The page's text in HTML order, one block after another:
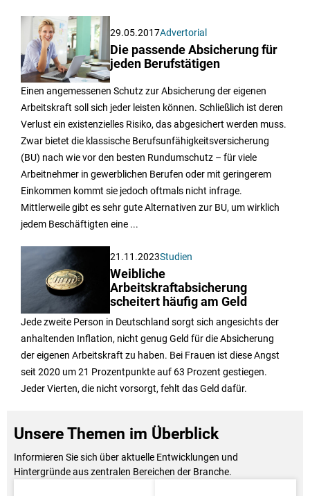
29.05.2017Advertorial
Die passende Absicherung für
jeden Berufstätigen
Einen angemessenen Schutz zur Absicherung der eigenen
Arbeitskraft soll sich jeder leisten können. Schließlich ist deren
Verlust ein existenzielles Risiko, das abgesichert werden muss.
Zwar bietet die klassische Berufsunfähigkeitsversicherung
(BU) nach wie vor den besten Rundumschutz – für viele
Arbeitnehmer in gewerblichen Berufen oder mit geringerem
Einkommen kommt sie jedoch oftmals nicht infrage.
Mittlerweile gibt es sehr gute Alternativen zur BU, um wirklich
jedem Beschäftigten eine ...
21.11.2023Studien
Weibliche
Arbeitskraftabsicherung
scheitert häufig am Geld
Jede zweite Person in Deutschland sorgt sich angesichts der
anhaltenden Inflation, nicht genug Geld für die Absicherung
der eigenen Arbeitskraft zu haben. Bei Frauen ist diese Angst
seit 2020 um 21 Prozentpunkte auf 63 Prozent gestiegen.
Jeder Vierten, die nicht vorsorgt, fehlt das Geld dafür.
Unsere Themen im Überblick
Informieren Sie sich über aktuelle Entwicklungen und
Hintergründe aus zentralen Bereichen der Branche.